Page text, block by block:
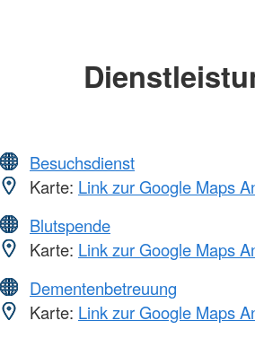
Besuchsdienst
Karte: Link zur Google Maps
Blutspende
Karte: Link zur Google Maps
Dementenbetreuung
Karte: Link zur Google Maps